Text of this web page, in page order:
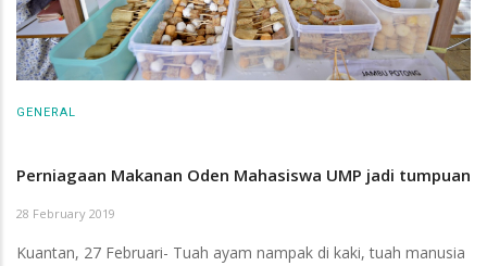
GENERAL
Perniagaan Makanan Oden Mahasiswa UMP jadi tumpuan
28 February 2019
Kuantan, 27 Februari- Tuah ayam nampak di kaki, tuah manusia